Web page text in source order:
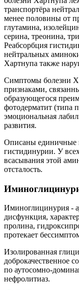
транспортёра
менее половины от
глутамина,
серина, треонина,
Реабсорбция
нейтральных
Хартнупа также
Симптомы болезни
признаками,
образующегося
фотодерматит (типа
эмоциональная
развития.
Описаны единичные
гистидинурии. У
всасывания этой
отсталость.
Иминоглицинурия -
дисфункция,
пролина,
протекает
Изолированная
доброкачественное
по аутосомно-
нефролитиаз.